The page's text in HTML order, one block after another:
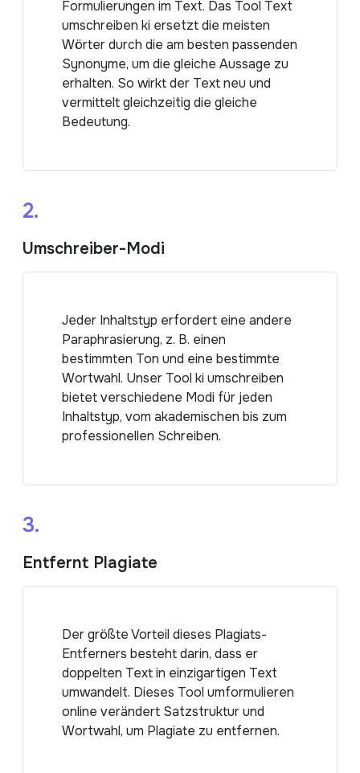
Formulierungen im Text. Das Tool Text
umschreiben ki ersetzt die meisten
Wörter durch die am besten passenden
Synonyme, um die gleiche Aussage zu
erhalten. So wirkt der Text neu und
vermittelt gleichzeitig die gleiche
Bedeutung.
2.
Umschreiber-Modi
Jeder Inhaltstyp erfordert eine andere
Paraphrasierung, z. B. einen
bestimmten Ton und eine bestimmte
Wortwahl. Unser Tool ki umschreiben
bietet verschiedene Modi für jeden
Inhaltstyp, vom akademischen bis zum
professionellen Schreiben.
3.
Entfernt Plagiate
Der größte Vorteil dieses Plagiats-
Entferners besteht darin, dass er
doppelten Text in einzigartigen Text
umwandelt. Dieses Tool umformulieren
online verändert Satzstruktur und
Wortwahl, um Plagiate zu entfernen.